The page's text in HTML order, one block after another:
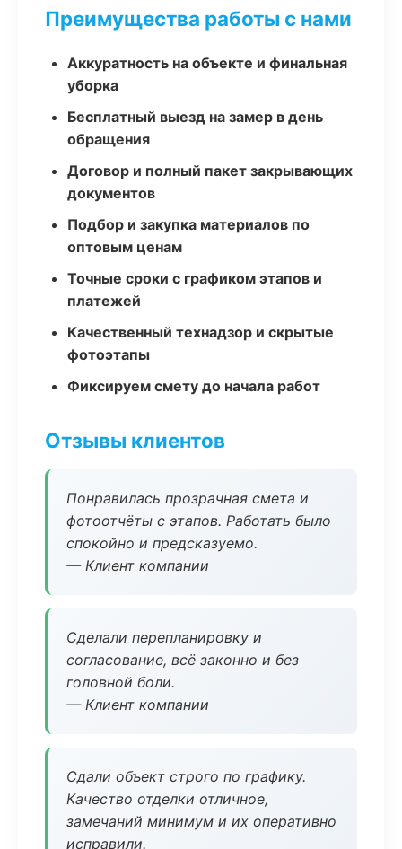
Преимущества работы с нами
Аккуратность на объекте и финальная
уборка
Бесплатный выезд на замер в день
обращения
Договор и полный пакет закрывающих
документов
Подбор и закупка материалов по
оптовым ценам
Точные сроки с графиком этапов и
платежей
Качественный технадзор и скрытые
фотоэтапы
Фиксируем смету до начала работ
Отзывы клиентов
Понравилась прозрачная смета и
фотоотчёты с этапов. Работать было
спокойно и предсказуемо.
— Клиент компании
Сделали перепланировку и
согласование, всё законно и без
головной боли.
— Клиент компании
Сдали объект строго по графику.
Качество отделки отличное,
замечаний минимум и их оперативно
исправили.